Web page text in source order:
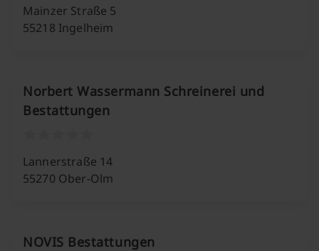
Mainzer Straße 5
55218 Ingelheim
Norbert Wassermann Schreinerei und
Bestattungen
Lannerstraße 14
55270 Ober-Olm
NOVIS Bestattungen